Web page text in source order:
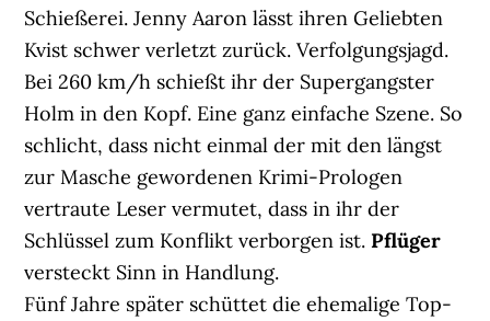
Schießerei. Jenny Aaron lässt ihren Geliebten
Kvist schwer verletzt zurück. Verfolgungsjagd.
Bei 260 km/h schießt ihr der Supergangster
Holm in den Kopf. Eine ganz einfache Szene. So
schlicht, dass nicht einmal der mit den längst
zur Masche gewordenen Krimi-Prologen
vertraute Leser vermutet, dass in ihr der
Schlüssel zum Konflikt verborgen ist.Pflüger
versteckt Sinn in Handlung.
Fünf Jahre später schüttet die ehemalige Top-